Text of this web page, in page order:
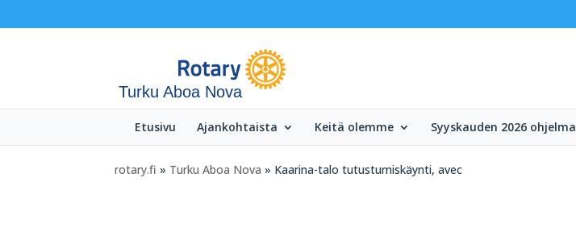
Turku Aboa Nova
Etusivu Ajankohtaista Keitä olemme Syyskauden 2026 ohjelma
rotary.fi » Turku Aboa Nova » Kaarina-talo tutustumiskäynti, avec